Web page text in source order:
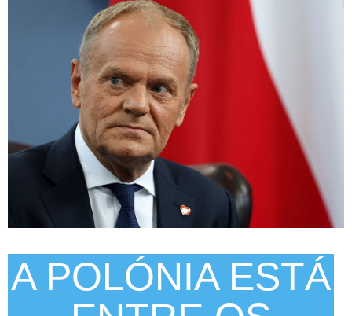
A POLÓNIA ESTÁ